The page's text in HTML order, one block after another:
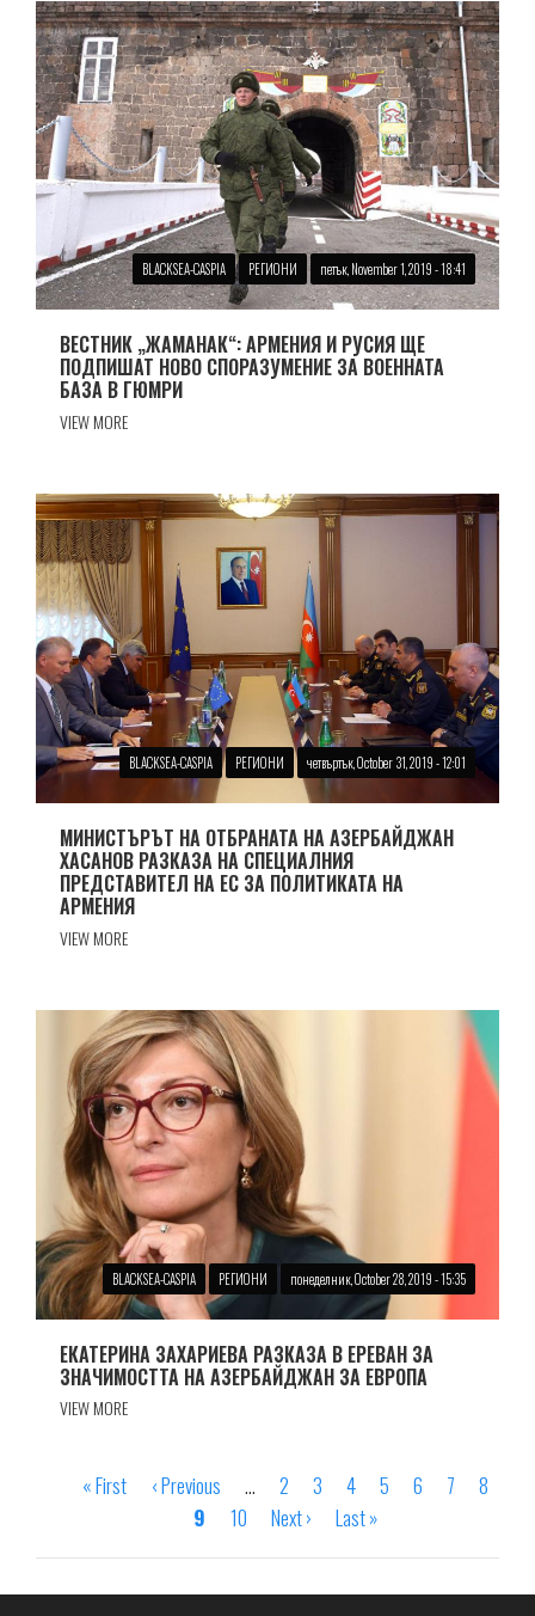
BLACKSEA-CASPIA РЕГИОНИ петък, November 1, 2019 - 18:41
ВЕСТНИК „ЖАМАНАК“: АРМЕНИЯ И РУСИЯ ЩЕ
ПОДПИШАТ НОВО СПОРАЗУМЕНИЕ ЗА ВОЕННАТА
БАЗА В ГЮМРИ
VIEW MORE
BLACKSEA-CASPIA РЕГИОНИ четвъртък, October 31, 2019 - 12:01
МИНИСТЪРЪТ НА ОТБРАНАТА НА АЗЕРБАЙДЖАН
ХАСАНОВ РАЗКАЗА НА СПЕЦИАЛНИЯ
ПРЕДСТАВИТЕЛ НА ЕС ЗА ПОЛИТИКАТА НА
АРМЕНИЯ
VIEW MORE
BLACKSEA-CASPIA РЕГИОНИ понеделник, October 28, 2019 - 15:35
ЕКАТЕРИНА ЗАХАРИЕВА РАЗКАЗА В ЕРЕВАН ЗА
ЗНАЧИМОСТТА НА АЗЕРБАЙДЖАН ЗА ЕВРОПА
VIEW MORE
Pagination
First
« First
Previous
‹ Previous … Страница
2 Страница
3 Страница
4 Страница
5 Страница
6 Страница
7
8
Страница
9 Страница
10
Next
Next ›
Last
Last »